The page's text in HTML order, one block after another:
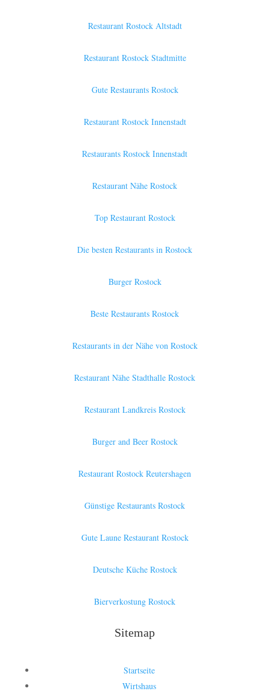
Restaurant Rostock Altstadt
Restaurant Rostock Stadtmitte
Gute Restaurants Rostock
Restaurant Rostock Innenstadt
Restaurants Rostock Innenstadt
Restaurant Nähe Rostock
Top Restaurant Rostock
Die besten Restaurants in Rostock
Burger Rostock
Beste Restaurants Rostock
Restaurants in der Nähe von Rostock
Restaurant Nähe Stadthalle Rostock
Restaurant Landkreis Rostock
Burger and Beer Rostock
Restaurant Rostock Reutershagen
Günstige Restaurants Rostock
Gute Laune Restaurant Rostock
Deutsche Küche Rostock
Bierverkostung Rostock
Sitemap
Startseite
Wirtshaus